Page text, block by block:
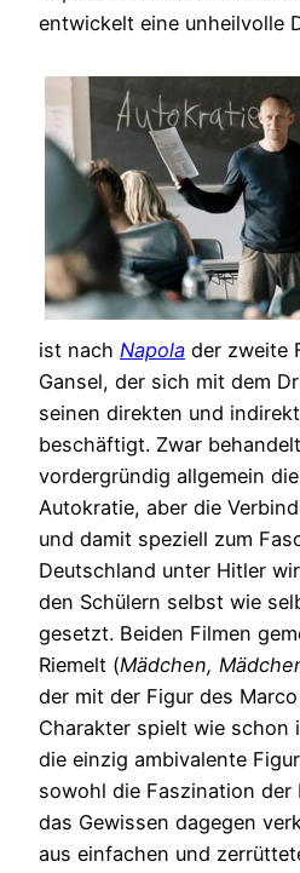
entwickelt eine unheilvolle
ist nach Napola der zweite
Gansel, der sich mit dem
seinen direkten und
beschäftigt. Zwar
vordergründig allgemein
Autokratie, aber die
und damit speziell zum
Deutschland unter Hitler
den Schülern selbst wie
gesetzt. Beiden Filmen
Riemelt (Mädchen,
der mit der Figur des
Charakter spielt wie schon
die einzig ambivalente
sowohl die Faszination der
das Gewissen dagegen
aus einfachen und